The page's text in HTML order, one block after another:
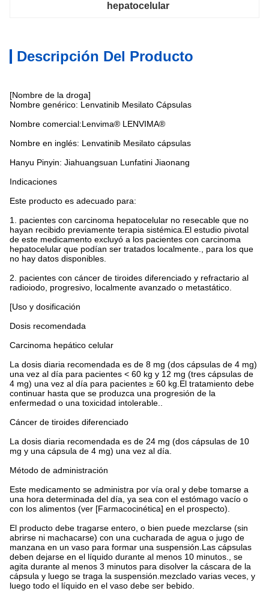
hepatocelular
Descripción Del Producto
[Nombre de la droga]
Nombre genérico: Lenvatinib Mesilato Cápsulas
Nombre comercial:Lenvima® LENVIMA®
Nombre en inglés: Lenvatinib Mesilato cápsulas
Hanyu Pinyin: Jiahuangsuan Lunfatini Jiaonang
Indicaciones
Este producto es adecuado para:
1. pacientes con carcinoma hepatocelular no resecable que no
hayan recibido previamente terapia sistémica.El estudio pivotal
de este medicamento excluyó a los pacientes con carcinoma
hepatocelular que podían ser tratados localmente., para los que
no hay datos disponibles.
2. pacientes con cáncer de tiroides diferenciado y refractario al
radioiodo, progresivo, localmente avanzado o metastático.
[Uso y dosificación
Dosis recomendada
Carcinoma hepático celular
La dosis diaria recomendada es de 8 mg (dos cápsulas de 4 mg)
una vez al día para pacientes < 60 kg y 12 mg (tres cápsulas de
4 mg) una vez al día para pacientes ≥ 60 kg.El tratamiento debe
continuar hasta que se produzca una progresión de la
enfermedad o una toxicidad intolerable..
Cáncer de tiroides diferenciado
La dosis diaria recomendada es de 24 mg (dos cápsulas de 10
mg y una cápsula de 4 mg) una vez al día.
Método de administración
Este medicamento se administra por vía oral y debe tomarse a
una hora determinada del día, ya sea con el estómago vacío o
con los alimentos (ver [Farmacocinética] en el prospecto).
El producto debe tragarse entero, o bien puede mezclarse (sin
abrirse ni machacarse) con una cucharada de agua o jugo de
manzana en un vaso para formar una suspensión.Las cápsulas
deben dejarse en el líquido durante al menos 10 minutos., se
agita durante al menos 3 minutos para disolver la cáscara de la
cápsula y luego se traga la suspensión.mezclado varias veces, y
luego todo el líquido en el vaso debe ser bebido.